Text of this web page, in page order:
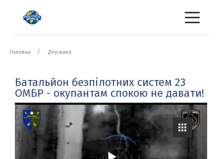
Головна Держава
Батальйон безпілотних систем 23
ОМБР - окупантам спокою не давати!